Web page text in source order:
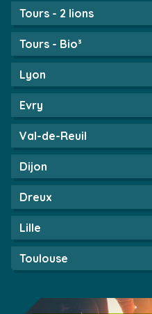
Tours - 2 lions
Tours - Bio³
Lyon
Evry
Val-de-Reuil
Dijon
Dreux
Lille
Toulouse